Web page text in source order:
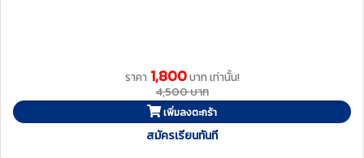
ราคา 1,800บาท เท่านั้น!
4,500 บาท
เพิ่มลงตะกร้า
สมัครเรียนทันที